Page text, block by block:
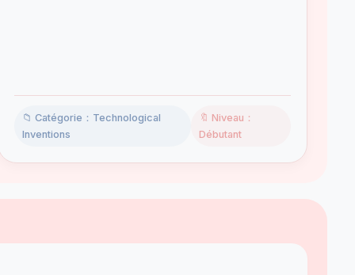
📁 Catégorie：Technological
Inventions
🔖 Niveau：
Débutant